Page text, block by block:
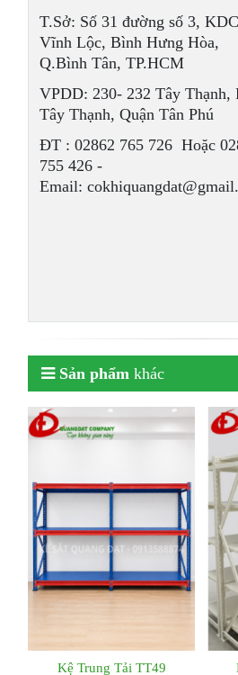
T.Sở: Số 31 đường số 3, KDC
Vĩnh Lộc, Bình Hưng Hòa,
Q.Bình Tân, TP.HCM
VPDD: 230- 232 Tây Thạnh,
Tây Thạnh, Quận Tân Phú
ÐT : 02862 765 726 Hoặc
755 426 -
Email:
Sản phẩm khác
Kệ Trung Tải TT49